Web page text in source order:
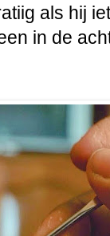
als hij
in de